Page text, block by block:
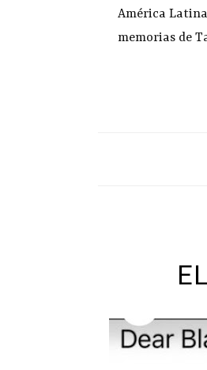
América
memorias de